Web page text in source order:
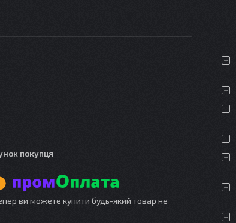
покупця
ви можете купити будь-який товар не